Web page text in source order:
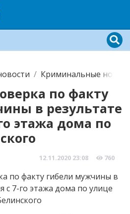
Криминальные
по факту
в результате
этажа дома по
12.11.2020 23:08 760